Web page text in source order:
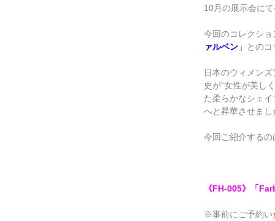
10月の展示会に
今回のコレクショ
ァルベン 」 とのコ
日本のウィメン
史が“女性が美し
た柔らかなシェイ
へと昇華させまし
今回ご紹介するの
《FH-005》「
※事前にご予約い